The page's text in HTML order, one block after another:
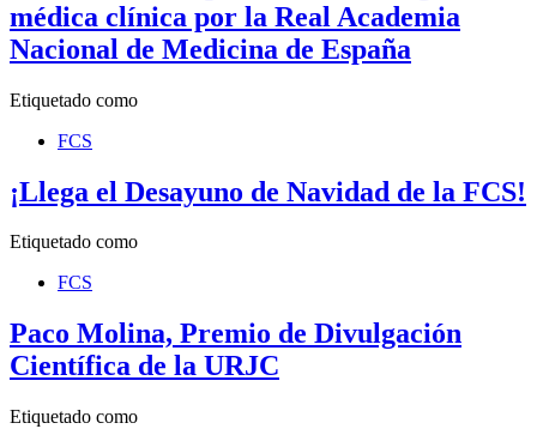
médica clínica por la Real Academia
Nacional de Medicina de España
Etiquetado como
FCS
¡Llega el Desayuno de Navidad de la FCS!
Etiquetado como
FCS
Paco Molina, Premio de Divulgación
Científica de la URJC
Etiquetado como